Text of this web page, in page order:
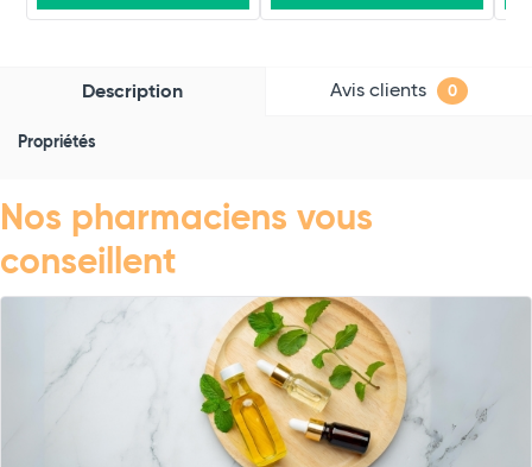
Description Avis clients 0
Propriétés
Nos pharmaciens vous
conseillent